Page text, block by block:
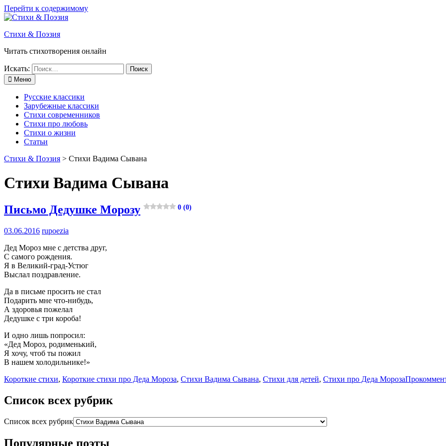
Перейти к содержимому
Стихи & Поэзия
Читать стихотворения онлайн
Искать:
Меню
Русские классики
Зарубежные классики
Стихи современников
Стихи про любовь
Стихи о жизни
Статьи
Стихи & Поэзия > Стихи Вадима Сывана
Стихи Вадима Сывана
Письмо Дедушке Морозу 0 (0)
03.06.2016 rupoezia
Дед Мороз мне с детства друг,
С самого рождения.
Я в Великий-град-Устюг
Выслал поздравление.
Да в письме просить не стал
Подарить мне что-нибудь,
А здоровья пожелал
Дедушке с три короба!
И одно лишь попросил:
«Дед Мороз, родименький,
Я хочу, чтоб ты пожил
В нашем холодильнике!»
Короткие стихи, Короткие стихи про Деда Мороза, Стихи Вадима Сывана, Стихи для детей, Стихи про Деда Мороза
Список всех рубрик
Список всех рубрик
Популярные поэты